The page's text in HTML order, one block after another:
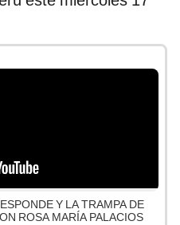
Y LA TRAMPA DE
ROSA MARÍA PALACIOS